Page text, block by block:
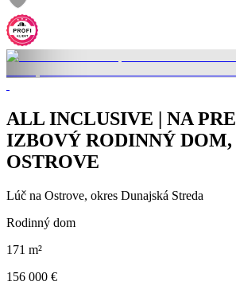
ALL INCLUSIVE | NA
IZBOVÝ RODINNÝ DOM,
OSTROVE
Lúč na Ostrove, okres Dunajská Streda
Rodinný dom
171 m²
156 000 €